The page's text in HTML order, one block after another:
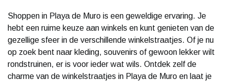
Shoppen in Playa de Muro is een geweldige ervaring. Je
hebt een ruime keuze aan winkels en kunt genieten van de
gezellige sfeer in de verschillende winkelstraatjes. Of je nu
op zoek bent naar kleding, souvenirs of gewoon lekker wilt
rondstruinen, er is voor ieder wat wils. Ontdek zelf de
charme van de winkelstraatjes in Playa de Muro en laat je